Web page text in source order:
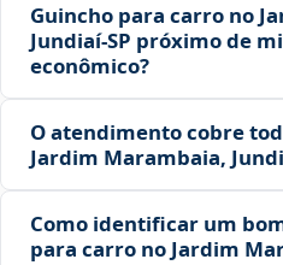
Guincho para carro no
Jundiaí‑SP próximo de
econômico?
O atendimento cobre
Jardim Marambaia,
Como identificar um
para carro no Jardim